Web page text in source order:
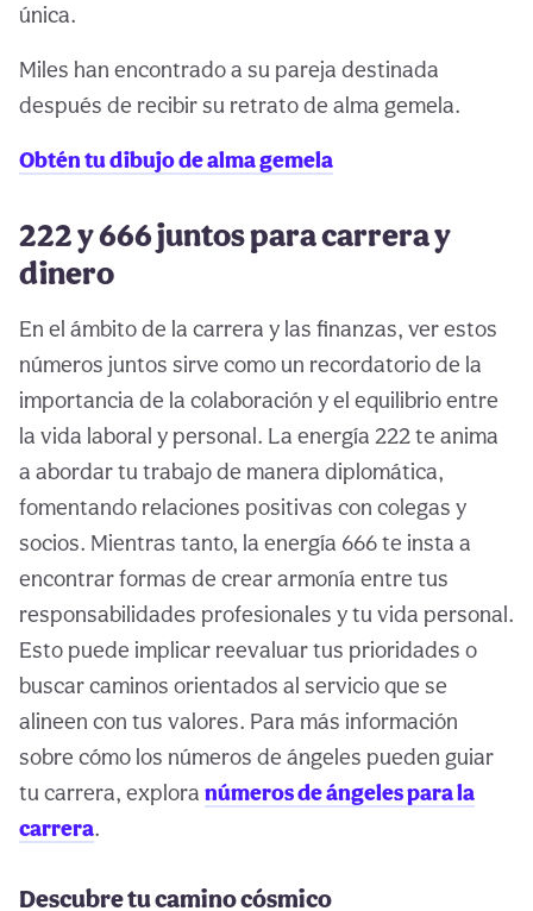
única.
Miles han encontrado a su pareja destinada
después de recibir su retrato de alma gemela.
Obtén tu dibujo de alma gemela
222 y 666 juntos para carrera y
dinero
En el ámbito de la carrera y las finanzas, ver estos
números juntos sirve como un recordatorio de la
importancia de la colaboración y el equilibrio entre
la vida laboral y personal. La energía 222 te anima
a abordar tu trabajo de manera diplomática,
fomentando relaciones positivas con colegas y
socios. Mientras tanto, la energía 666 te insta a
encontrar formas de crear armonía entre tus
responsabilidades profesionales y tu vida personal.
Esto puede implicar reevaluar tus prioridades o
buscar caminos orientados al servicio que se
alineen con tus valores. Para más información
sobre cómo los números de ángeles pueden guiar
tu carrera, explora números de ángeles para la
carrera.
Descubre tu camino cósmico